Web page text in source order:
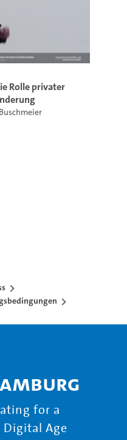
Rolle privater
for a
Digital Age